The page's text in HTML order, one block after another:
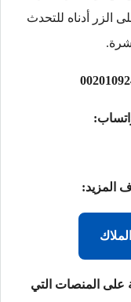
أدناه للتحدث
المزيد:
على المنصات التي